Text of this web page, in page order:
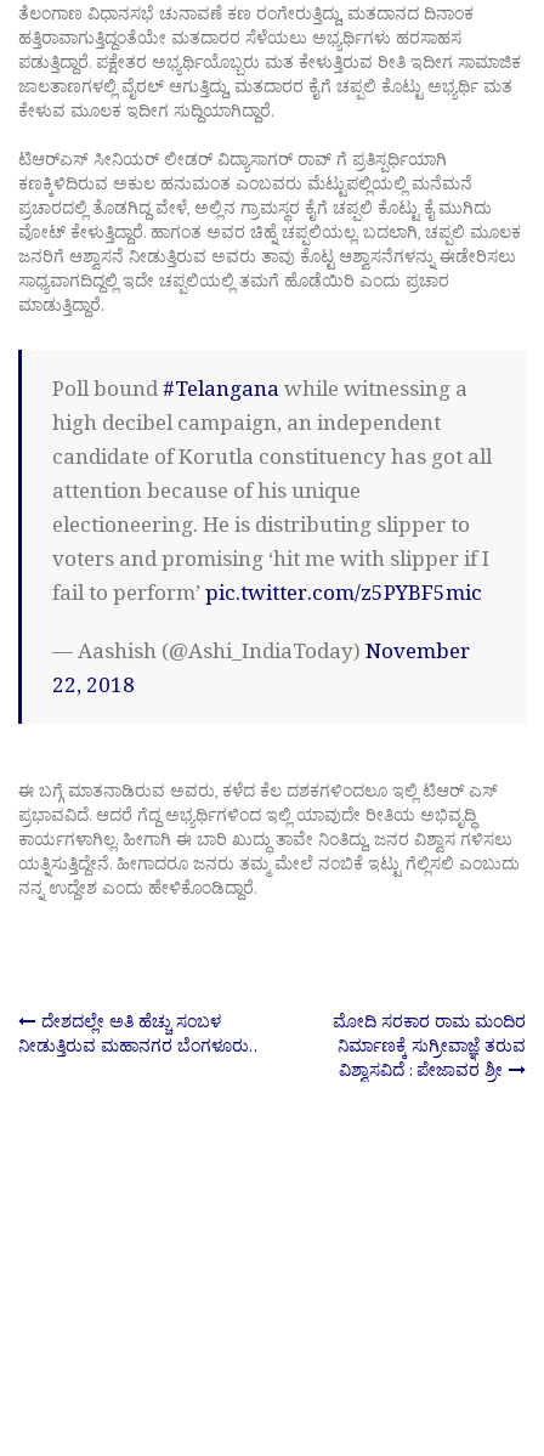
ತೆಲಂಗಾಣ ವಿಧಾನಸಭೆ ಚುನಾವಣೆ ಕಣ ರಂಗೇರುತ್ತಿದ್ದು, ಮತದಾನದ ದಿನಾಂಕ
ಹತ್ತಿರಾವಾಗುತ್ತಿದ್ದಂತೆಯೇ ಮತದಾರರ ಸೆಳೆಯಲು ಅಭ್ಯರ್ಥಿಗಳು ಹರಸಾಹಸ
ಪಡುತ್ತಿದ್ದಾರೆ. ಪಕ್ಷೇತರ ಅಭ್ಯರ್ಥಿಯೊಬ್ಬರು ಮತ ಕೇಳುತ್ತಿರುವ ರೀತಿ ಇದೀಗ ಸಾಮಾಜಿಕ
ಜಾಲತಾಣಗಳಲ್ಲಿ ವೈರಲ್ ಆಗುತ್ತಿದ್ದು, ಮತದಾರರ ಕೈಗೆ ಚಪ್ಪಲಿ ಕೊಟ್ಟು ಅಭ್ಯರ್ಥಿ ಮತ
ಕೇಳುವ ಮೂಲಕ ಇದೀಗ ಸುದ್ದಿಯಾಗಿದ್ದಾರೆ.
ಟಿಆರ್​ಎಸ್​ ಸೀನಿಯರ್​ ಲೀಡರ್​ ವಿದ್ಯಾಸಾಗರ್​ ರಾವ್ ಗೆ ಪ್ರತಿಸ್ಪರ್ಧಿಯಾಗಿ
ಕಣಕ್ಕಿಳಿದಿರುವ ಅಕುಲ ಹನುಮಂತ ಎಂಬವರು ಮೆಟ್ಟುಪಲ್ಲಿಯಲ್ಲಿ ಮನೆಮನೆ
ಪ್ರಚಾರದಲ್ಲಿ ತೊಡಗಿದ್ದ ವೇಳೆ, ಅಲ್ಲಿನ ಗ್ರಾಮಸ್ಥರ ಕೈಗೆ ಚಪ್ಪಲಿ ಕೊಟ್ಟು ಕೈ ಮುಗಿದು
ವೋಟ್​ ಕೇಳುತ್ತಿದ್ದಾರೆ. ಹಾಗಂತ ಅವರ ಚಿಹ್ನೆ ಚಪ್ಪಲಿಯಲ್ಲ. ಬದಲಾಗಿ, ಚಪ್ಪಲಿ ಮೂಲಕ
ಜನರಿಗೆ ಆಶ್ವಾಸನೆ ನೀಡುತ್ತಿರುವ ಅವರು ತಾವು ಕೊಟ್ಟ ಆಶ್ವಾಸನೆಗಳನ್ನು ಈಡೇರಿಸಲು
ಸಾಧ್ಯವಾಗದಿದ್ದಲ್ಲಿ ಇದೇ ಚಪ್ಪಲಿಯಲ್ಲಿ ತಮಗೆ ಹೊಡೆಯಿರಿ ಎಂದು ಪ್ರಚಾರ
ಮಾಡುತ್ತಿದ್ದಾರೆ.
Poll bound #Telangana while witnessing a
high decibel campaign, an independent
candidate of Korutla constituency has got all
attention because of his unique
electioneering. He is distributing slipper to
voters and promising ‘hit me with slipper if I
fail to perform’ pic.twitter.com/z5PYBF5mic
— Aashish (@Ashi_IndiaToday) November
22, 2018
ಈ ಬಗ್ಗೆ ಮಾತನಾಡಿರುವ ಅವರು, ಕಳೆದ ಕೆಲ ದಶಕಗಳಿಂದಲೂ ಇಲ್ಲಿ ಟಿಆರ್ ಎಸ್
ಪ್ರಭಾವವಿದೆ. ಆದರೆ ಗೆದ್ದ ಅಭ್ಯರ್ಥಿಗಳಿಂದ ಇಲ್ಲಿ ಯಾವುದೇ ರೀತಿಯ ಅಭಿವೃದ್ಧಿ
ಕಾರ್ಯಗಳಾಗಿಲ್ಲ. ಹೀಗಾಗಿ ಈ ಬಾರಿ ಖುದ್ಧು ತಾವೇ ನಿಂತಿದ್ದು, ಜನರ ವಿಶ್ವಾಸ ಗಳಿಸಲು
ಯತ್ನಿಸುತ್ತಿದ್ದೇನೆ. ಹೀಗಾದರೂ ಜನರು ತಮ್ಮ ಮೇಲೆ ನಂಬಿಕೆ ಇಟ್ಟು ಗೆಲ್ಲಿಸಲಿ ಎಂಬುದು
ನನ್ನ ಉದ್ದೇಶ ಎಂದು ಹೇಳಿಕೊಂಡಿದ್ದಾರೆ.
Post
ದೇಶದಲ್ಲೇ ಅತಿ ಹೆಚ್ಚು ಸಂಬಳ
ನೀಡುತ್ತಿರುವ ಮಹಾನಗರ ಬೆಂಗಳೂರು..
ಮೋದಿ ಸರಕಾರ ರಾಮ ಮಂದಿರ
ನಿರ್ಮಾಣಕ್ಕೆ ಸುಗ್ರೀವಾಜ್ಞೆ ತರುವ
ವಿಶ್ವಾಸವಿದೆ : ಪೇಜಾವರ ಶ್ರೀ